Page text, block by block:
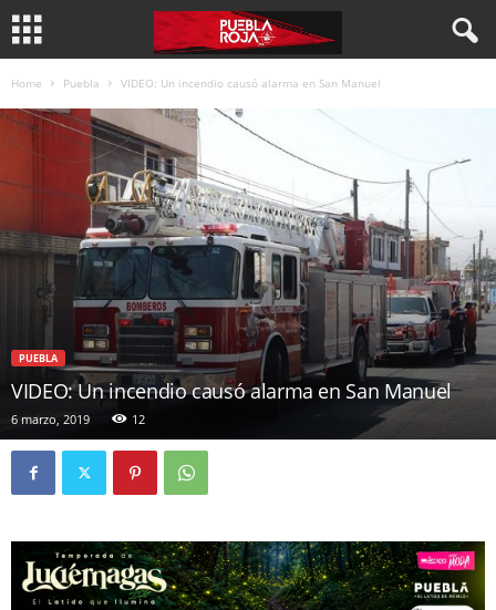
Home Puebla VIDEO: Un incendio causó alarma en San Manuel
PUEBLA
VIDEO: Un incendio causó alarma en San Manuel
6 marzo, 2019 12